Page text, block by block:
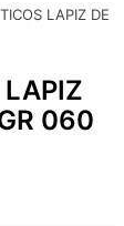
LAPIZ DE
LAPIZ
060